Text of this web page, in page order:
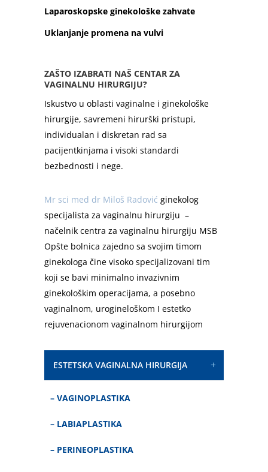
Laparoskopske ginekološke zahvate
Uklanjanje promena na vulvi
ZAŠTO IZABRATI NAŠ CENTAR ZA
VAGINALNU HIRURGIJU?
Iskustvo u oblasti vaginalne i ginekološke
hirurgije, savremeni hirurški pristupi,
individualan i diskretan rad sa
pacijentkinjama i visoki standardi
bezbednosti i nege.
Mr sci med dr Miloš Radović ginekolog
specijalista za vaginalnu hirurgiju –
načelnik centra za vaginalnu hirurgiju MSB
Opšte bolnica zajedno sa svojim timom
ginekologa čine visoko specijalizovani tim
koji se bavi minimalno invazivnim
ginekološkim operacijama, a posebno
vaginalnom, urogineloškom I estetko
rejuvenacionom vaginalnom hirurgijom
ESTETSKA VAGINALNA HIRURGIJA
– VAGINOPLASTIKA
– LABIAPLASTIKA
– PERINEOPLASTIKA